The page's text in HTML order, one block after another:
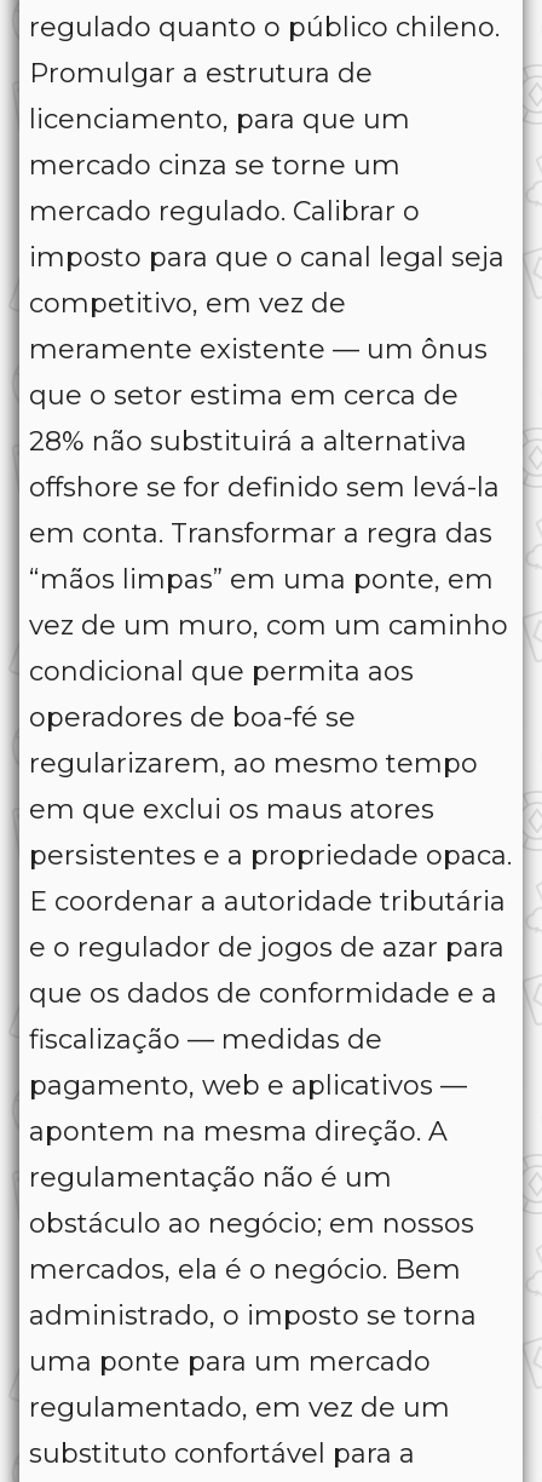
regulado quanto o público chileno.
Promulgar a estrutura de
licenciamento, para que um
mercado cinza se torne um
mercado regulado. Calibrar o
imposto para que o canal legal seja
competitivo, em vez de
meramente existente — um ônus
que o setor estima em cerca de
28% não substituirá a alternativa
offshore se for definido sem levá-la
em conta. Transformar a regra das
“mãos limpas” em uma ponte, em
vez de um muro, com um caminho
condicional que permita aos
operadores de boa-fé se
regularizarem, ao mesmo tempo
em que exclui os maus atores
persistentes e a propriedade opaca.
E coordenar a autoridade tributária
e o regulador de jogos de azar para
que os dados de conformidade e a
fiscalização — medidas de
pagamento, web e aplicativos —
apontem na mesma direção. A
regulamentação não é um
obstáculo ao negócio; em nossos
mercados, ela é o negócio. Bem
administrado, o imposto se torna
uma ponte para um mercado
regulamentado, em vez de um
substituto confortável para a